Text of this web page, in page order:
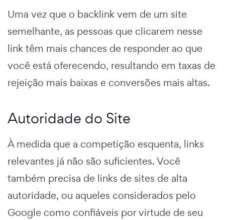
Uma vez que o backlink vem de um site
semelhante, as pessoas que clicarem nesse
link têm mais chances de responder ao que
você está oferecendo, resultando em taxas de
rejeição mais baixas e conversões mais altas.
Autoridade do Site
À medida que a competição esquenta, links
relevantes já não são suficientes. Você
também precisa de links de sites de alta
autoridade, ou aqueles considerados pelo
Google como confiáveis por virtude de seu